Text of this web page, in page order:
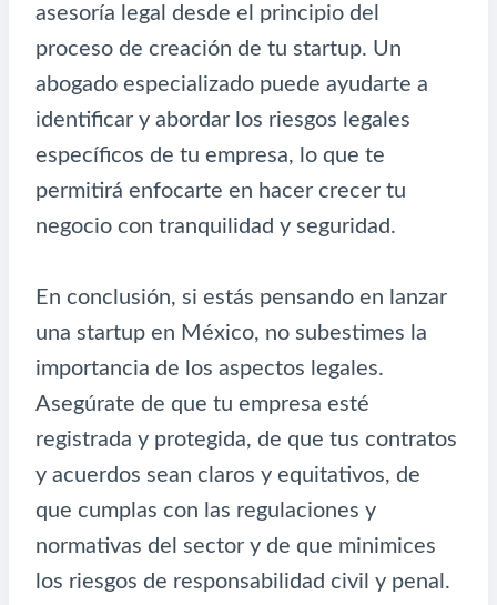
asesoría legal desde el principio del
proceso de creación de tu startup. Un
abogado especializado puede ayudarte a
identificar y abordar los riesgos legales
específicos de tu empresa, lo que te
permitirá enfocarte en hacer crecer tu
negocio con tranquilidad y seguridad.
En conclusión, si estás pensando en lanzar
una startup en México, no subestimes la
importancia de los aspectos legales.
Asegúrate de que tu empresa esté
registrada y protegida, de que tus contratos
y acuerdos sean claros y equitativos, de
que cumplas con las regulaciones y
normativas del sector y de que minimices
los riesgos de responsabilidad civil y penal.